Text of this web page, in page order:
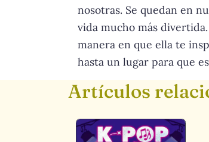
nosotras. Se quedan en
vida mucho más
manera en que ella te
hasta un lugar para que
Artículos